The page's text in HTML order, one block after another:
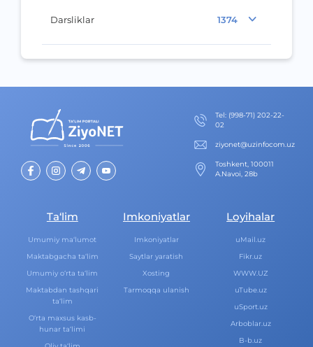
Darsliklar 1374
Теl: (998-71) 202-22-
02
ziyonet@uzinfocom.uz
Toshkent, 100011
A.Navoi, 28b
Ta‘lim
Umumiy ma‘lumot
Maktabgacha ta‘lim
Umumiy o‘rta ta‘lim
Maktabdan tashqari
ta‘lim
O‘rta maxsus kasb-
hunar ta‘limi
Imkoniyatlar
Imkoniyatlar
Saytlar yaratish
Xosting
Tarmoqqa ulanish
Loyihalar
uMail.uz
Fikr.uz
WWW.UZ
uTube.uz
uSport.uz
Arboblar.uz
B-b.uz